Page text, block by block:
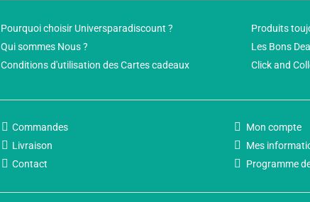
Pourquoi choisir Universparadiscount ?
Qui sommes Nous ?
Conditions d'utilisation des Cartes cadeaux
Produits
Les Bons
Click and
Commandes
Livraison
Contact
Mon compte
Mes
Programme